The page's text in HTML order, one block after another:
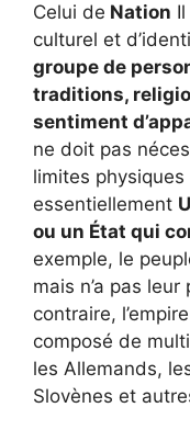
Celui de Nation
culturel et
groupe de
traditions,
sentiment
ne doit pas
limites
essentiellement
ou un État qui
exemple, le
mais n’a pas
contraire,
composé de
les Allemands,
Slovènes et